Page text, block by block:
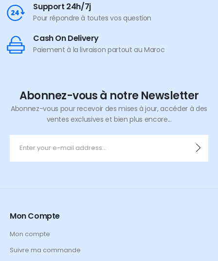
Support 24h/7j
Pour répondre à toutes vos question
Cash On Delivery
Paiement à la livraison partout au Maroc
Abonnez-vous à notre Newsletter
Abonnez-vous pour recevoir des mises à jour, accéder à des
ventes exclusives et bien plus encore...
Mon Compte
Mon compte
Suivre ma commande